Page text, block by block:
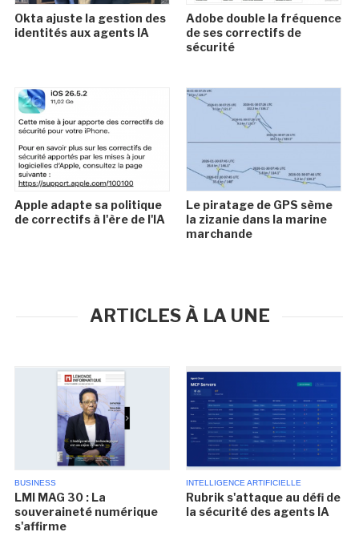
Okta ajuste la gestion des
identités aux agents IA
Adobe double la fréquence
de ses correctifs de
sécurité
Apple adapte sa politique
de correctifs à l'ère de l'IA
Le piratage de GPS sème
la zizanie dans la marine
marchande
ARTICLES À LA UNE
BUSINESS
LMI MAG 30 : La
souveraineté numérique
s'affirme
INTELLIGENCE ARTIFICIELLE
Rubrik s'attaque au défi de
la sécurité des agents IA